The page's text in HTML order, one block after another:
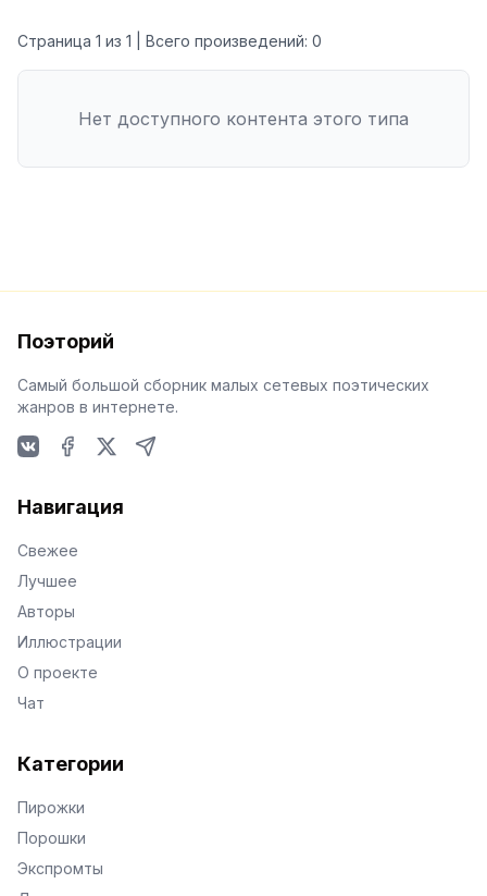
Страница 1 из 1 | Всего произведений: 0
Нет доступного контента этого типа
Поэторий
Самый большой сборник малых сетевых поэтических
жанров в интернете.
Навигация
Свежее
Лучшее
Авторы
Иллюстрации
О проекте
Чат
Категории
Пирожки
Порошки
Экспромты